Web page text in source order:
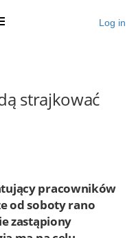
Log in
strajkować
pracowników
od soboty rano
zastąpiony